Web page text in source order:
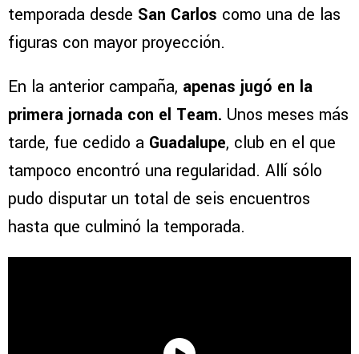
temporada desde San Carlos como una de las
figuras con mayor proyección.
En la anterior campaña, apenas jugó en la
primera jornada con el Team. Unos meses más
tarde, fue cedido a Guadalupe, club en el que
tampoco encontró una regularidad. Allí sólo
pudo disputar un total de seis encuentros
hasta que culminó la temporada.